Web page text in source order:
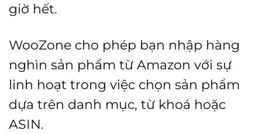
giờ hết.
WooZone cho phép bạn nhập hàng
nghìn sản phẩm từ Amazon với sự
linh hoạt trong việc chọn sản phẩm
dựa trên danh mục, từ khoá hoặc
ASIN.